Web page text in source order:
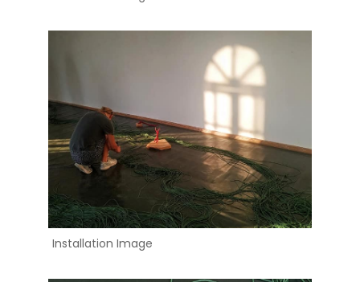
Installation Image